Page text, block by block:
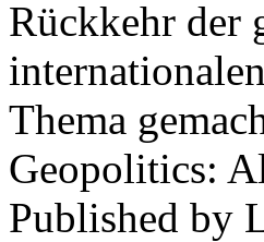
Rückkehr der
Thema
Geopolitics:
Published by